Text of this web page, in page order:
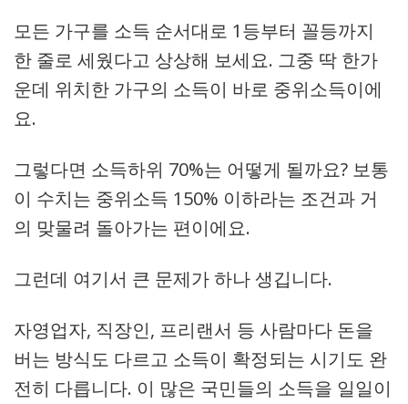
모든 가구를 소득 순서대로 1등부터 꼴등까지
한 줄로 세웠다고 상상해 보세요. 그중 딱 한가
운데 위치한 가구의 소득이 바로 중위소득이에
요.
그렇다면 소득하위 70%는 어떻게 될까요? 보통
이 수치는 중위소득 150% 이하라는 조건과 거
의 맞물려 돌아가는 편이에요.
그런데 여기서 큰 문제가 하나 생깁니다.
자영업자, 직장인, 프리랜서 등 사람마다 돈을
버는 방식도 다르고 소득이 확정되는 시기도 완
전히 다릅니다. 이 많은 국민들의 소득을 일일이